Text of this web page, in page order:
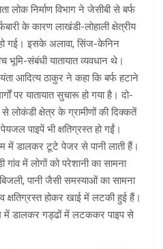
लोक निर्माण विभाग ने जेसीबी से बर्फ
के कारण लाखंडी-लोहाली क्षेत्रीय
गई। इसके अलावा, सिंज-केनिन
भूमि-संबंधी यातायात व्यवधान थे।
आदित्य ठाकुर ने कहा कि बर्फ हटाने
पर यातायात सुचारू हो गया है। दो-
से लोकंडी क्षेत्र के ग्रामीणों की दिक्कतें
पाइपें भी क्षतिग्रस्त हो गईं।
में डालकर टूटे पेजर से पानी लाती हैं।
गांव में लोगों को परेशानी का सामना
पानी जैसी समस्याओं का सामना
होकर खाई में लटकी हुई हैं।
में डालकर गड्ढों में लटककर पाइप से